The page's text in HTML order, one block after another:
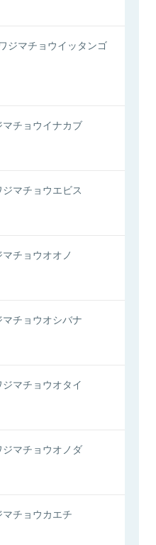
ジマチョウイッタンゴ
マチョウイナカブ
ジマチョウエビス
チョウオオノ
チョウオシバナ
ジマチョウオタイ
ジマチョウオノダ
チョウカエチ